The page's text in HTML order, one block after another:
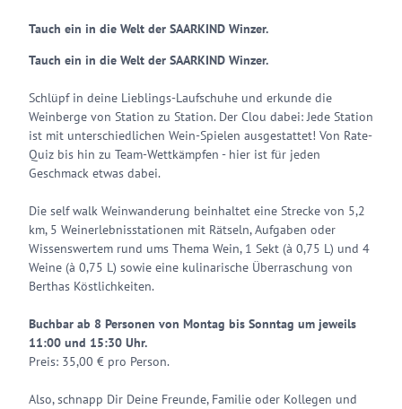
Tauch ein in die Welt der SAARKIND Winzer.
Tauch ein in die Welt der SAARKIND Winzer.
Schlüpf in deine Lieblings-Laufschuhe und erkunde die
Weinberge von Station zu Station. Der Clou dabei: Jede Station
ist mit unterschiedlichen Wein-Spielen ausgestattet! Von Rate-
Quiz bis hin zu Team-Wettkämpfen - hier ist für jeden
Geschmack etwas dabei.
Die self walk Weinwanderung beinhaltet eine Strecke von 5,2
km, 5 Weinerlebnisstationen mit Rätseln, Aufgaben oder
Wissenswertem rund ums Thema Wein, 1 Sekt (à 0,75 L) und 4
Weine (à 0,75 L) sowie eine kulinarische Überraschung von
Berthas Köstlichkeiten.
Buchbar ab 8 Personen von Montag bis Sonntag um jeweils
11:00 und 15:30 Uhr.
Preis: 35,00 € pro Person.
​Also, schnapp Dir Deine Freunde, Familie oder Kollegen und